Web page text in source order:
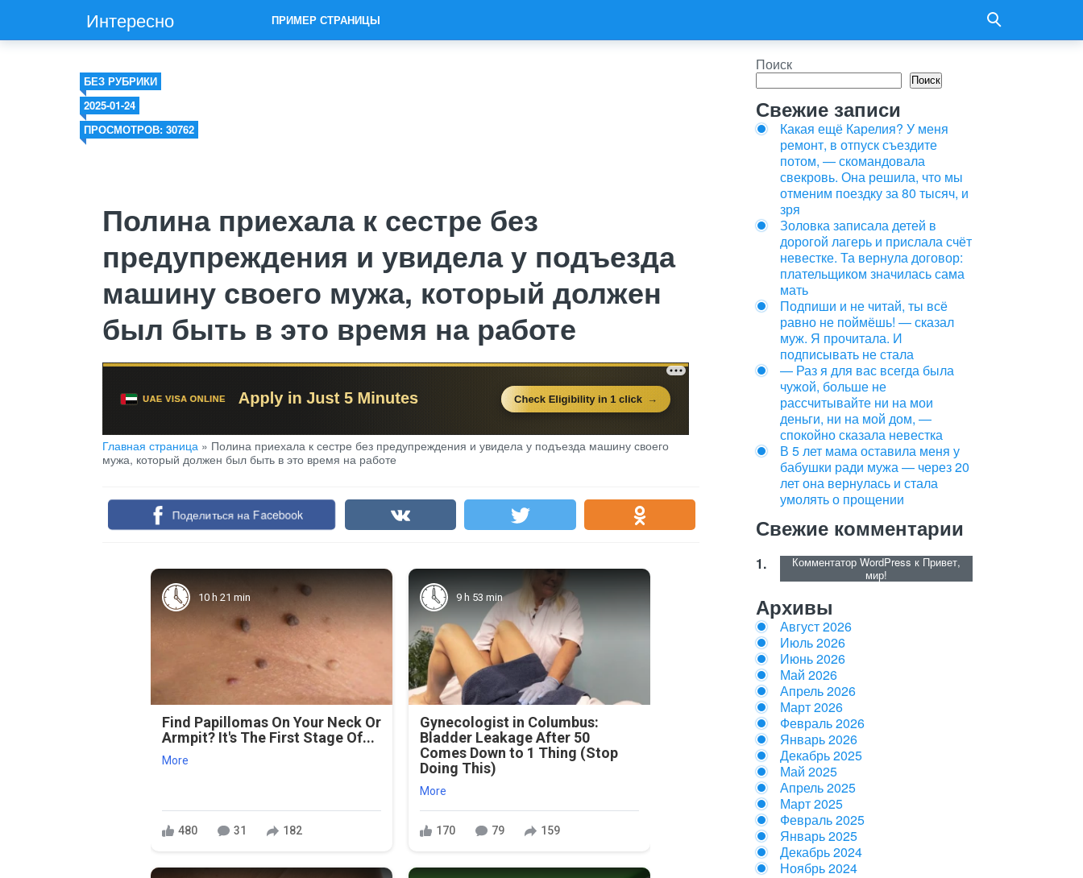
Интересно ПРИМЕР СТРАНИЦЫ
БЕЗ РУБРИКИ
2025-01-24
ПРОСМОТРОВ: 30762
Полина приехала к сестре без
предупреждения и увидела у подъезда
машину своего мужа, который должен
был быть в это время на работе
Главная страница » Полина приехала к сестре без предупреждения и увидела у подъезда машину своего
мужа, который должен был быть в это время на работе
Поделиться на Facebook
10 h 21 min
Find Papillomas On Your Neck Or
Armpit? It's The First Stage Of...
More
480 31 182
9 h 53 min
Gynecologist in Columbus:
Bladder Leakage After 50
Comes Down to 1 Thing (Stop
Doing This)
More
170 79 159
Поиск
Поиск
Свежие записи
Какая ещё Карелия? У меня
ремонт, в отпуск съездите
потом, — скомандовала
свекровь. Она решила, что мы
отменим поездку за 80 тысяч, и
зря
Золовка записала детей в
дорогой лагерь и прислала счёт
невестке. Та вернула договор:
плательщиком значилась сама
мать
Подпиши и не читай, ты всё
равно не поймёшь! — сказал
муж. Я прочитала. И
подписывать не стала
— Раз я для вас всегда была
чужой, больше не
рассчитывайте ни на мои
деньги, ни на мой дом, —
спокойно сказала невестка
В 5 лет мама оставила меня у
бабушки ради мужа — через 20
лет она вернулась и стала
умолять о прощении
Свежие комментарии
Комментатор WordPress к Привет,
мир!
Архивы
Август 2026
Июль 2026
Июнь 2026
Май 2026
Апрель 2026
Март 2026
Февраль 2026
Январь 2026
Декабрь 2025
Май 2025
Апрель 2025
Март 2025
Февраль 2025
Январь 2025
Декабрь 2024
Ноябрь 2024